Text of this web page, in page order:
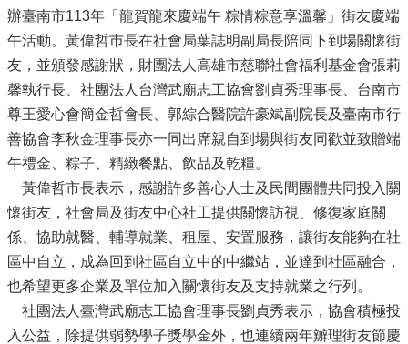
辦臺南市113年「龍賀龍來慶端午 粽情粽意享溫馨」街友慶端
午活動。黃偉哲巿長在社會局葉誌明副局長陪同下到場關懷街
友，並頒發感謝狀，財團法人高雄市慈聯社會福利基金會張莉
馨執行長、社團法人台灣武廟志工協會劉貞秀理事長、台南市
尊王愛心會簡金哲會長、郭綜合醫院許豪斌副院長及臺南市行
善協會李秋金理事長亦一同出席親自到場與街友同歡並致贈端
午禮金、粽子、精緻餐點、飲品及乾糧。
黃偉哲市長表示，感謝許多善心人士及民間團體共同投入關
懷街友，社會局及街友中心社工提供關懷訪視、修復家庭關
係、協助就醫、輔導就業、租屋、安置服務，讓街友能夠在社
區中自立，成為回到社區自立中的中繼站，並達到社區融合，
也希望更多企業及單位加入關懷街友及支持就業之行列。
社團法人臺灣武廟志工協會理事長劉貞秀表示，協會積極投
入公益，除提供弱勢學子獎學金外，也連續兩年辧理街友節慶